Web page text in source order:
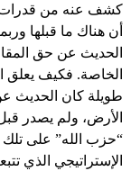
أن هناك ما قبلها
الحديث عن حق
الخاصة. فكيف يعلق
طويلة كان الحديث
“حزب الله” على تلك
الإستراتيجي الذي